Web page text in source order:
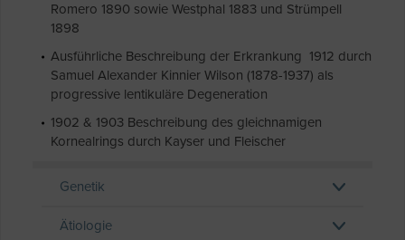
Romero 1890 sowie Westphal 1883 und Strümpell
1898
Ausführliche Beschreibung der Erkrankung 1912 durch
Samuel Alexander Kinnier Wilson (1878-1937) als
progressive lentikuläre Degeneration
1902 & 1903 Beschreibung des gleichnamigen
Kornealrings durch Kayser und Fleischer
Genetik
Ätiologie